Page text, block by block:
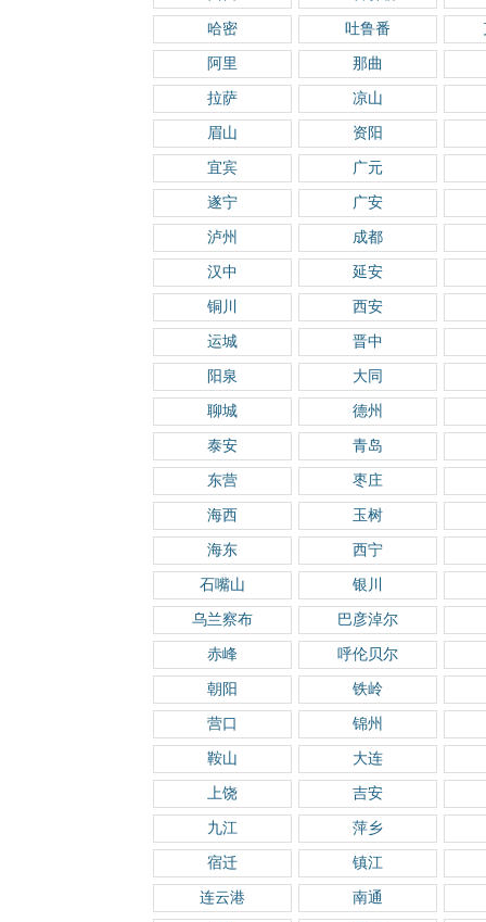
哈密 吐鲁番
阿里 那曲
拉萨 凉山
眉山 资阳
宜宾 广元
遂宁 广安
泸州 成都
汉中 延安
铜川 西安
运城 晋中
阳泉 大同
聊城 德州
泰安 青岛
东营 枣庄
海西 玉树
海东 西宁
石嘴山 银川
乌兰察布 巴彦淖尔
赤峰 呼伦贝尔
朝阳 铁岭
营口 锦州
鞍山 大连
上饶 吉安
九江 萍乡
宿迁 镇江
连云港 南通